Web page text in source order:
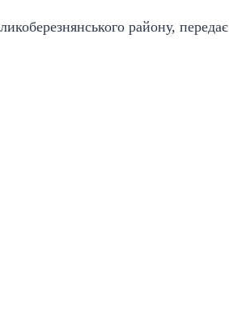
району, передає